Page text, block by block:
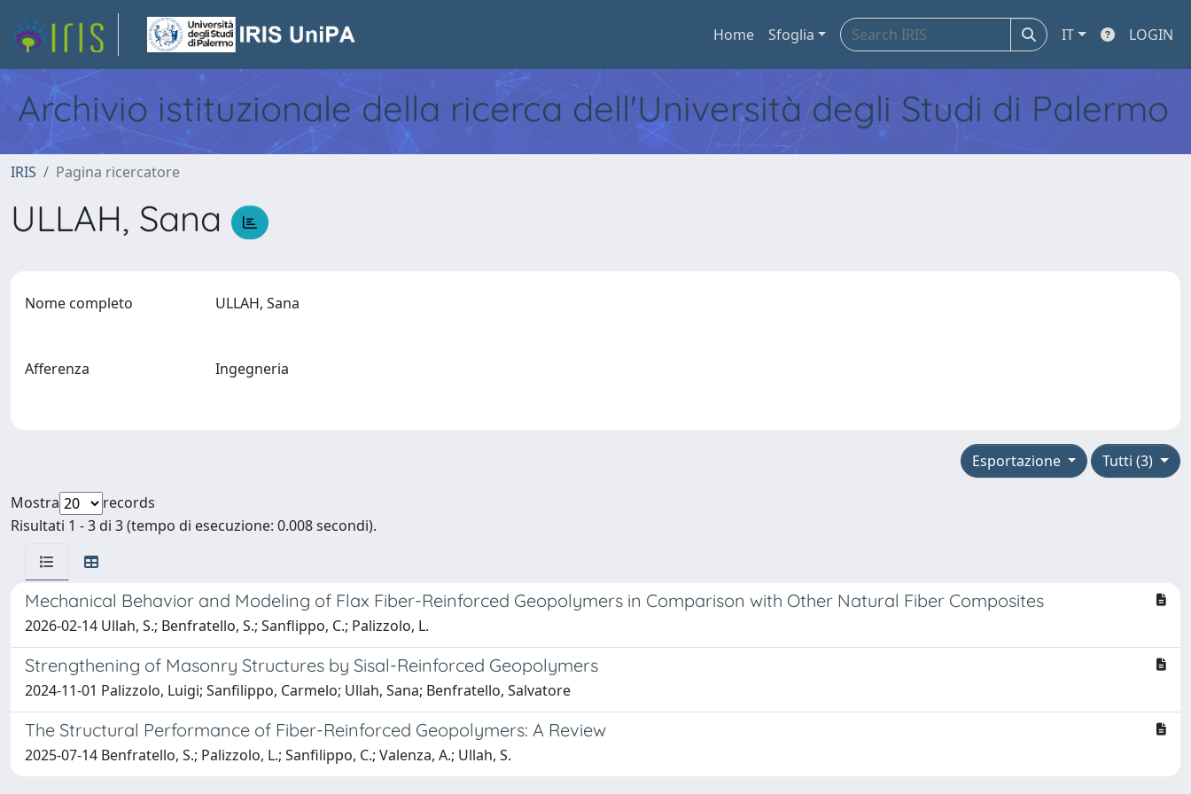
Home Sfoglia IT LOGIN
Archivio istituzionale della ricerca dell'Università degli Studi di Palermo
IRIS Pagina ricercatore
ULLAH, Sana
Nome completo ULLAH, Sana
Afferenza Ingegneria
Tutti (3)
Esportazione
Mostra
records
Risultati 1 - 3 di 3 (tempo di esecuzione: 0.008 secondi).
Mechanical Behavior and Modeling of Flax Fiber-Reinforced Geopolymers in Comparison with Other Natural Fiber Composites
2026-02-14 Ullah, S.; Benfratello, S.; Sanflippo, C.; Palizzolo, L.
Strengthening of Masonry Structures by Sisal-Reinforced Geopolymers
2024-11-01 Palizzolo, Luigi; Sanfilippo, Carmelo; Ullah, Sana; Benfratello, Salvatore
The Structural Performance of Fiber-Reinforced Geopolymers: A Review
2025-07-14 Benfratello, S.; Palizzolo, L.; Sanfilippo, C.; Valenza, A.; Ullah, S.